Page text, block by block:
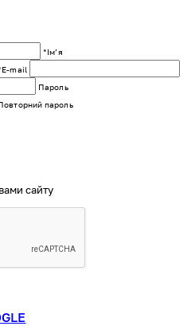
*Імʼя
mail
Пароль
пароль
сайту